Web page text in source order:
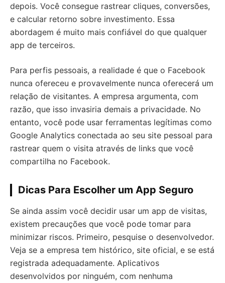
depois. Você consegue rastrear cliques, conversões,
e calcular retorno sobre investimento. Essa
abordagem é muito mais confiável do que qualquer
app de terceiros.
Para perfis pessoais, a realidade é que o Facebook
nunca ofereceu e provavelmente nunca oferecerá um
relação de visitantes. A empresa argumenta, com
razão, que isso invasiria demais a privacidade. No
entanto, você pode usar ferramentas legítimas como
Google Analytics conectada ao seu site pessoal para
rastrear quem o visita através de links que você
compartilha no Facebook.
Dicas Para Escolher um App Seguro
Se ainda assim você decidir usar um app de visitas,
existem precauções que você pode tomar para
minimizar riscos. Primeiro, pesquise o desenvolvedor.
Veja se a empresa tem histórico, site oficial, e se está
registrada adequadamente. Aplicativos
desenvolvidos por ninguém, com nenhuma